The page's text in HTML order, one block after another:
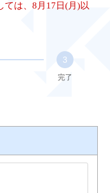
ては、8月17日(月)以
3
完了